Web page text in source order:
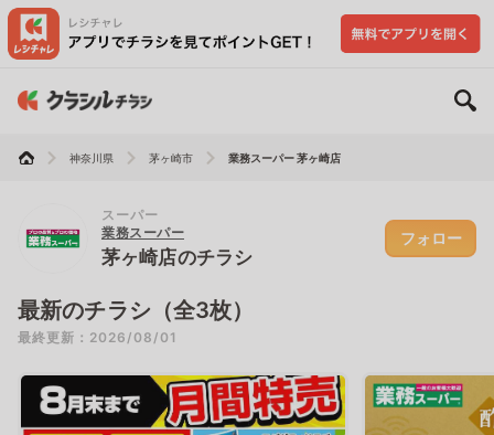
神奈川県 茅ヶ崎市 業務スーパー 茅ヶ崎店
スーパー
業務スーパー
茅ヶ崎店のチラシ
フォロー
最新のチラシ（全3枚）
最終更新：2026/08/01